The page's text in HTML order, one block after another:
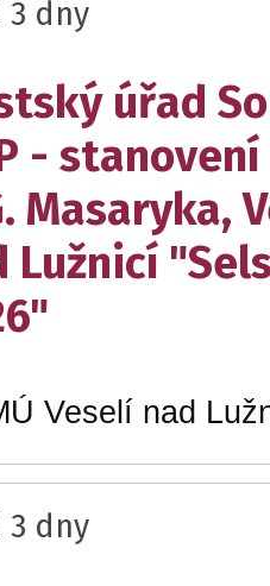
3 dny
úřad
-
Masaryka,
Lužnicí
Veselí nad
3 dny